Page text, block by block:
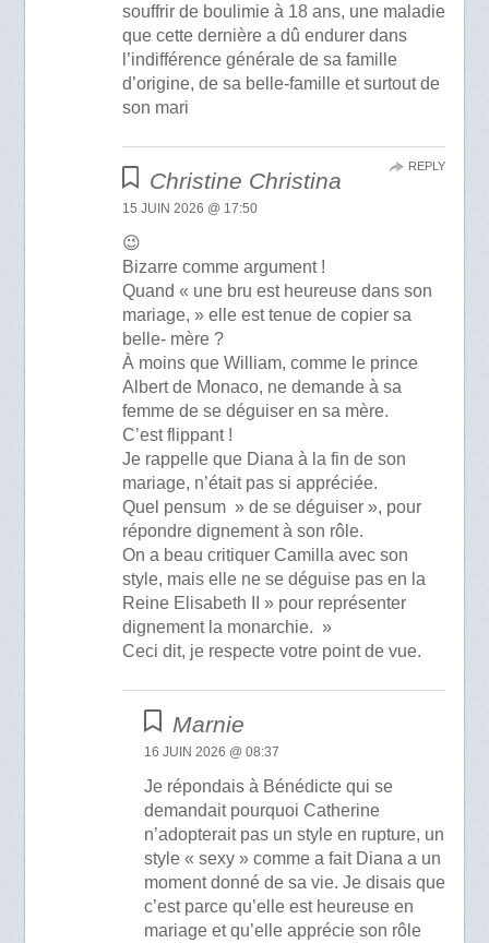
souffrir de boulimie à 18 ans, une maladie
que cette dernière a dû endurer dans
l’indifférence générale de sa famille
d’origine, de sa belle-famille et surtout de
son mari
Christine Christina
15 JUIN 2026 @ 17:50
😉
Bizarre comme argument !
Quand « une bru est heureuse dans son
mariage, » elle est tenue de copier sa
belle- mère ?
À moins que William, comme le prince
Albert de Monaco, ne demande à sa
femme de se déguiser en sa mère.
C’est flippant !
Je rappelle que Diana à la fin de son
mariage, n’était pas si appréciée.
Quel pensum » de se déguiser », pour
répondre dignement à son rôle.
On a beau critiquer Camilla avec son
style, mais elle ne se déguise pas en la
Reine Elisabeth II » pour représenter
dignement la monarchie. »
Ceci dit, je respecte votre point de vue.
REPLY
Marnie
16 JUIN 2026 @ 08:37
Je répondais à Bénédicte qui se
demandait pourquoi Catherine
n’adopterait pas un style en rupture, un
style « sexy » comme a fait Diana a un
moment donné de sa vie. Je disais que
c’est parce qu’elle est heureuse en
mariage et qu’elle apprécie son rôle